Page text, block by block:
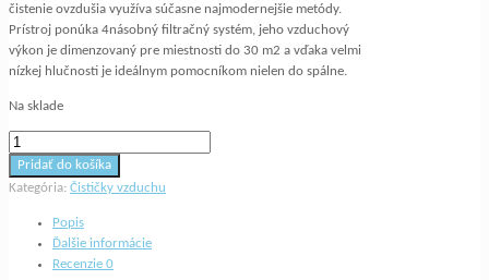
čistenie ovzdušia využíva súčasne najmodernejšie metódy.
Prístroj ponúka 4násobný filtračný systém, jeho vzduchový
výkon je dimenzovaný pre miestnosti do 30 m2 a vďaka velmi
nízkej hlučnosti je ideálnym pomocníkom nielen do spálne.
Na sklade
množstvo
Čistička
vzduchu
REFRESH
Pridať do košíka
Kategória: Čističky vzduchu
Popis
Ďalšie informácie
Recenzie 0